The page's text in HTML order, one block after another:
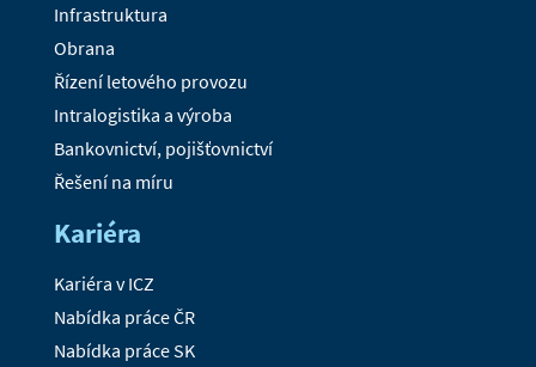
Infrastruktura
Obrana
Řízení letového provozu
Intralogistika a výroba
Bankovnictví, pojišťovnictví
Řešení na míru
Kariéra
Kariéra v ICZ
Nabídka práce ČR
Nabídka práce SK